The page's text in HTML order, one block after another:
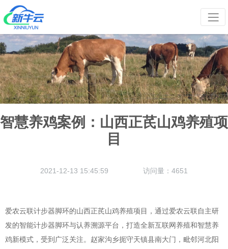
智慧养鸡案例：山西正芪山鸡养殖项
目
2021-12-13 15:45:59 访问量：4651
爱农云联计步器脚环的山西正芪山鸡养殖项目，通过爱农云联自主研
发的智能计步器脚环与认养溯源平台，打造全新互联网养殖和智慧养
鸡新模式，受到广泛关注。赵家沟乡扼守天镇县南大门，毗邻河北阳